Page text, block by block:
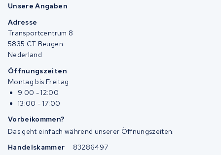
Unsere Angaben
Adresse
Transportcentrum 8
5835 CT Beugen
Nederland
Öffnungszeiten
Montag bis Freitag
9:00 - 12:00
13:00 - 17:00
Vorbeikommen?
Das geht einfach während unserer Öffnungszeiten.
Handelskammer
83286497